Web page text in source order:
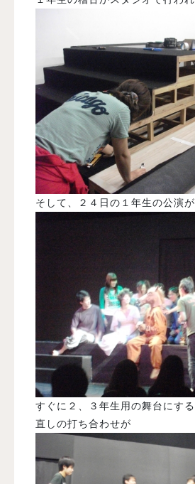
そして、２４日の１年生の公演
すぐに２、３年生用の舞台にす
直しの打ち合わせが